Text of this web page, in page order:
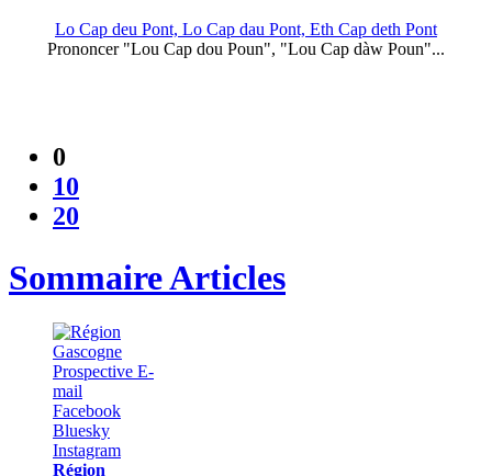
Lo Cap deu Pont, Lo Cap dau Pont, Eth Cap deth Pont
Prononcer "Lou Cap dou Poun", "Lou Cap dàw Poun"...
0
10
20
Sommaire Articles
Région